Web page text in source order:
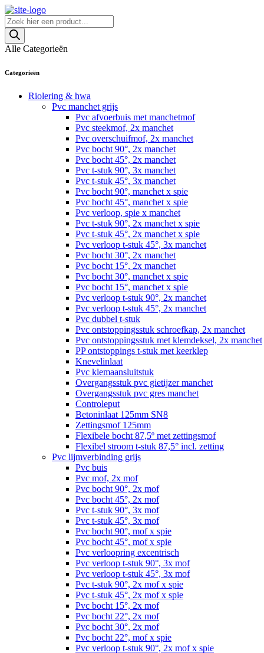
Skip
to
content
Producten
zoeken
Alle Categorieën
Categorieën
Riolering & hwa
Pvc manchet grijs
Pvc afvoerbuis met manchetmof
Pvc steekmof, 2x manchet
Pvc overschuifmof, 2x manchet
Pvc bocht 90°, 2x manchet
Pvc bocht 45°, 2x manchet
Pvc t-stuk 90°, 3x manchet
Pvc t-stuk 45°, 3x manchet
Pvc bocht 90°, manchet x spie
Pvc bocht 45°, manchet x spie
Pvc verloop, spie x manchet
Pvc t-stuk 90°, 2x manchet x spie
Pvc t-stuk 45°, 2x manchet x spie
Pvc verloop t-stuk 45°, 3x manchet
Pvc bocht 30°, 2x manchet
Pvc bocht 15°, 2x manchet
Pvc bocht 30°, manchet x spie
Pvc bocht 15°, manchet x spie
Pvc verloop t-stuk 90°, 2x manchet
Pvc verloop t-stuk 45°, 2x manchet
Pvc dubbel t-stuk
Pvc ontstoppingsstuk schroefkap, 2x manchet
Pvc ontstoppingsstuk met klemdeksel, 2x manchet
PP ontstoppings t-stuk met keerklep
Knevelinlaat
Pvc klemaansluitstuk
Overgangsstuk pvc gietijzer manchet
Overgangsstuk pvc gres manchet
Controleput
Betoninlaat 125mm SN8
Zettingsmof 125mm
Flexibele bocht 87,5º met zettingsmof
Flexibel stroom t-stuk 87,5° incl. zetting
Pvc lijmverbinding grijs
Pvc buis
Pvc mof, 2x mof
Pvc bocht 90°, 2x mof
Pvc bocht 45°, 2x mof
Pvc t-stuk 90°, 3x mof
Pvc t-stuk 45°, 3x mof
Pvc bocht 90°, mof x spie
Pvc bocht 45°, mof x spie
Pvc verloopring excentrisch
Pvc verloop t-stuk 90°, 3x mof
Pvc verloop t-stuk 45°, 3x mof
Pvc t-stuk 90°, 2x mof x spie
Pvc t-stuk 45°, 2x mof x spie
Pvc bocht 15°, 2x mof
Pvc bocht 22°, 2x mof
Pvc bocht 30°, 2x mof
Pvc bocht 22°, mof x spie
Pvc verloop t-stuk 90°, 2x mof x spie